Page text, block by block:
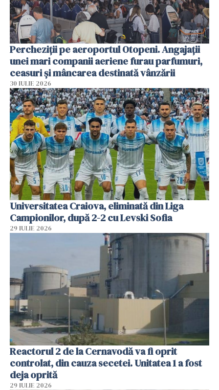
Percheziții pe aeroportul Otopeni. Angajații
unei mari companii aeriene furau parfumuri,
ceasuri și mâncarea destinată vânzării
30 IULIE 2026
Universitatea Craiova, eliminată din Liga
Campionilor, după 2-2 cu Levski Sofia
29 IULIE 2026
Reactorul 2 de la Cernavodă va fi oprit
controlat, din cauza secetei. Unitatea 1 a fost
deja oprită
29 IULIE 2026